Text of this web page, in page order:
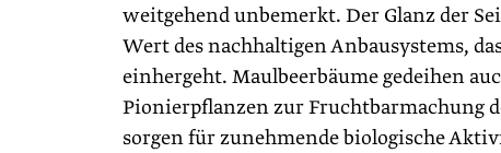
weitgehend unbemerkt. Der Glanz der
Wert des nachhaltigen Anbausystems,
einhergeht. Maulbeerbäume gedeihen
Pionierpflanzen zur Fruchtbarmachung
sorgen für zunehmende biologische